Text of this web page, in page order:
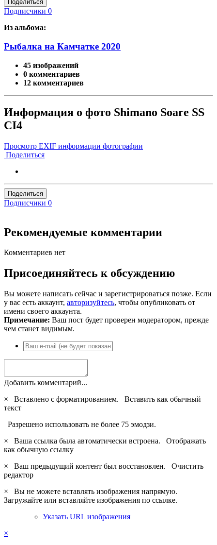
Поделиться
Подписчики 0
Из альбома:
Рыбалка на Камчатке 2020
45 изображений
0 комментариев
12 комментариев
Информация о фото Shimano Soare SS
CI4
Просмотр EXIF информации фотографии
Поделиться
Поделиться
Подписчики 0
Рекомендуемые комментарии
Комментариев нет
Присоединяйтесь к обсуждению
Вы можете написать сейчас и зарегистрироваться позже. Если
у вас есть аккаунт, авторизуйтесь, чтобы опубликовать от
имени своего аккаунта.
Примечание: Ваш пост будет проверен модератором, прежде
чем станет видимым.
Добавить комментарий...
×
Вставлено с форматированием. Вставить как обычный
текст
Разрешено использовать не более 75 эмодзи.
×
Ваша ссылка была автоматически встроена. Отображать
как обычную ссылку
×
Ваш предыдущий контент был восстановлен. Очистить
редактор
×
Вы не можете вставлять изображения напрямую.
Загружайте или вставляйте изображения по ссылке.
Указать URL изображения
×